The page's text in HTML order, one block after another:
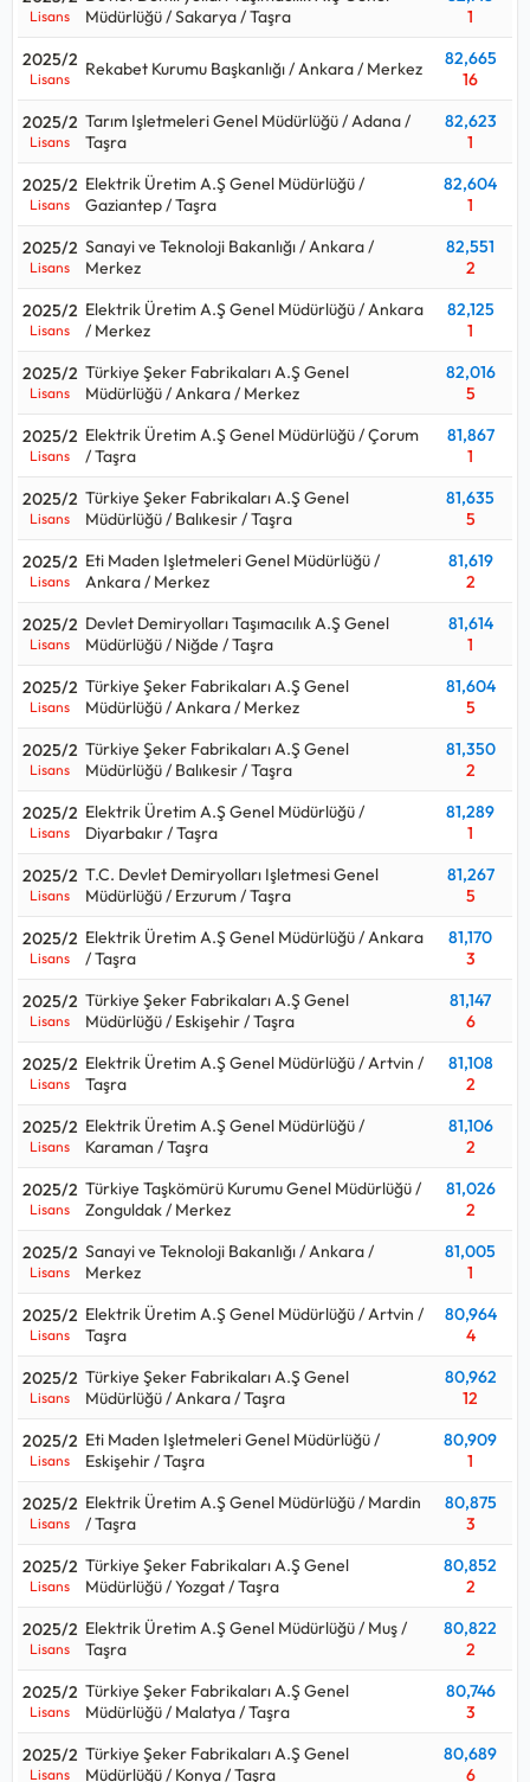
Lisans
Müdürlüğü / Sakarya / Taşra
1
2025/2
Lisans Rekabet Kurumu Başkanlığı / Ankara / Merkez
82,665
16
2025/2
Lisans
Tarım Işletmeleri Genel Müdürlüğü / Adana /
Taşra
82,623
1
2025/2
Lisans
Elektrik Üretim A.Ş Genel Müdürlüğü /
Gaziantep / Taşra
82,604
1
2025/2
Lisans
Sanayi ve Teknoloji Bakanlığı / Ankara /
Merkez
82,551
2
2025/2
Lisans
Elektrik Üretim A.Ş Genel Müdürlüğü / Ankara
/ Merkez
82,125
1
2025/2
Lisans
Türkiye Şeker Fabrikaları A.Ş Genel
Müdürlüğü / Ankara / Merkez
82,016
5
2025/2
Lisans
Elektrik Üretim A.Ş Genel Müdürlüğü / Çorum
/ Taşra
81,867
1
2025/2
Lisans
Türkiye Şeker Fabrikaları A.Ş Genel
Müdürlüğü / Balıkesir / Taşra
81,635
5
2025/2
Lisans
Eti Maden Işletmeleri Genel Müdürlüğü /
Ankara / Merkez
81,619
2
2025/2
Lisans
Devlet Demiryolları Taşımacılık A.Ş Genel
Müdürlüğü / Niğde / Taşra
81,614
1
2025/2
Lisans
Türkiye Şeker Fabrikaları A.Ş Genel
Müdürlüğü / Ankara / Merkez
81,604
5
2025/2
Lisans
Türkiye Şeker Fabrikaları A.Ş Genel
Müdürlüğü / Balıkesir / Taşra
81,350
2
2025/2
Lisans
Elektrik Üretim A.Ş Genel Müdürlüğü /
Diyarbakır / Taşra
81,289
1
2025/2
Lisans
T.C. Devlet Demiryolları Işletmesi Genel
Müdürlüğü / Erzurum / Taşra
81,267
5
2025/2
Lisans
Elektrik Üretim A.Ş Genel Müdürlüğü / Ankara
/ Taşra
81,170
3
2025/2
Lisans
Türkiye Şeker Fabrikaları A.Ş Genel
Müdürlüğü / Eskişehir / Taşra
81,147
6
2025/2
Lisans
Elektrik Üretim A.Ş Genel Müdürlüğü / Artvin /
Taşra
81,108
2
2025/2
Lisans
Elektrik Üretim A.Ş Genel Müdürlüğü /
Karaman / Taşra
81,106
2
2025/2
Lisans
Türkiye Taşkömürü Kurumu Genel Müdürlüğü /
Zonguldak / Merkez
81,026
2
2025/2
Lisans
Sanayi ve Teknoloji Bakanlığı / Ankara /
Merkez
81,005
1
2025/2
Lisans
Elektrik Üretim A.Ş Genel Müdürlüğü / Artvin /
Taşra
80,964
4
2025/2
Lisans
Türkiye Şeker Fabrikaları A.Ş Genel
Müdürlüğü / Ankara / Taşra
80,962
12
2025/2
Lisans
Eti Maden Işletmeleri Genel Müdürlüğü /
Eskişehir / Taşra
80,909
1
2025/2
Lisans
Elektrik Üretim A.Ş Genel Müdürlüğü / Mardin
/ Taşra
80,875
3
2025/2
Lisans
Türkiye Şeker Fabrikaları A.Ş Genel
Müdürlüğü / Yozgat / Taşra
80,852
2
2025/2
Lisans
Elektrik Üretim A.Ş Genel Müdürlüğü / Muş /
Taşra
80,822
2
2025/2
Lisans
Türkiye Şeker Fabrikaları A.Ş Genel
Müdürlüğü / Malatya / Taşra
80,746
3
2025/2
Lisans
Türkiye Şeker Fabrikaları A.Ş Genel
Müdürlüğü / Konya / Taşra
80,689
6